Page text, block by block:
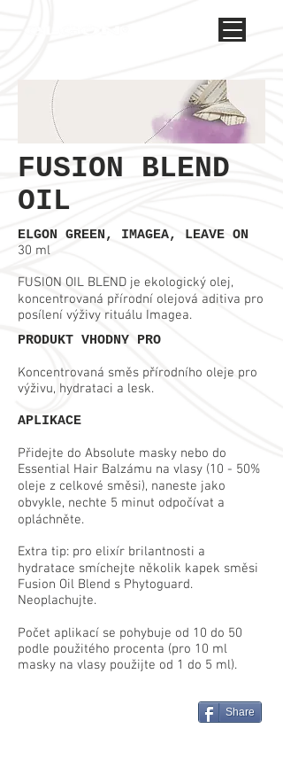
FUSION BLEND
OIL
ELGON GREEN, IMAGEA, LEAVE ON
30 ml
FUSION OIL BLEND je ekologický olej,
koncentrovaná přírodní olejová aditiva pro
posílení výživy rituálu Imagea.
PRODUKT VHODNY PRO
Koncentrovaná směs přírodního oleje pro
výživu, hydrataci a lesk.
APLIKACE
Přidejte do Absolute masky nebo do
Essential Hair Balzámu na vlasy (10 - 50%
oleje z celkové směsi), naneste jako
obvykle, nechte 5 minut odpočívat a
opláchněte.
Extra tip: pro elixír brilantnosti a
hydratace smíchejte několik kapek směsi
Fusion Oil Blend s Phytoguard.
Neoplachujte.
Počet aplikací se pohybuje od 10 do 50
podle použitého procenta (pro 10 ml
masky na vlasy použijte od 1 do 5 ml).
Share